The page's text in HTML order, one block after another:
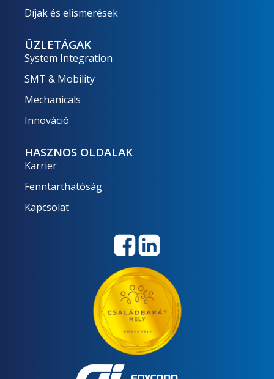
Díjak és elismerések
ÜZLETÁGAK
System Integration
SMT & Mobility
Mechanicals
Innováció
HASZNOS OLDALAK
Karrier
Fenntarthatóság
Kapcsolat